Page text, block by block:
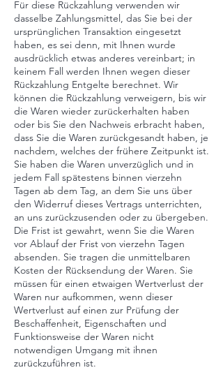
Für diese Rückzahlung verwenden wir
dasselbe Zahlungsmittel, das Sie bei der
ursprünglichen Transaktion eingesetzt
haben, es sei denn, mit Ihnen wurde
ausdrücklich etwas anderes vereinbart; in
keinem Fall werden Ihnen wegen dieser
Rückzahlung Entgelte berechnet. Wir
können die Rückzahlung verweigern, bis wir
die Waren wieder zurückerhalten haben
oder bis Sie den Nachweis erbracht haben,
dass Sie die Waren zurückgesandt haben, je
nachdem, welches der frühere Zeitpunkt ist.
Sie haben die Waren unverzüglich und in
jedem Fall spätestens binnen vierzehn
Tagen ab dem Tag, an dem Sie uns über
den Widerruf dieses Vertrags unterrichten,
an uns zurückzusenden oder zu übergeben.
Die Frist ist gewahrt, wenn Sie die Waren
vor Ablauf der Frist von vierzehn Tagen
absenden. Sie tragen die unmittelbaren
Kosten der Rücksendung der Waren. Sie
müssen für einen etwaigen Wertverlust der
Waren nur aufkommen, wenn dieser
Wertverlust auf einen zur Prüfung der
Beschaffenheit, Eigenschaften und
Funktionsweise der Waren nicht
notwendigen Umgang mit ihnen
zurückzuführen ist.